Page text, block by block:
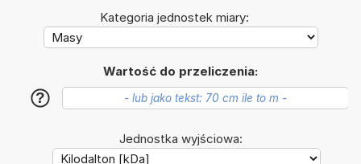
Kategoria jednostek miary:
Wartość do przeliczenia:
?
Jednostka wyjściowa: